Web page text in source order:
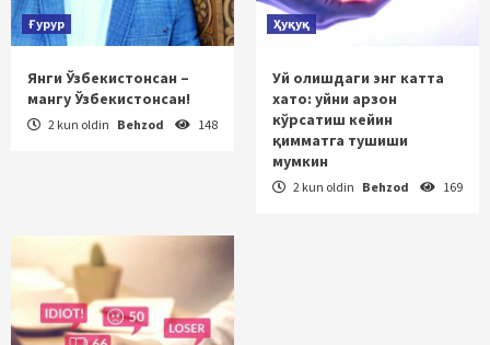
Ғурур
Янги Ўзбекистонсан –
мангу Ўзбекистонсан!
2 kun oldin Behzod 148
Ҳуқуқ
Уй олишдаги энг катта
хато: уйни арзон
кўрсатиш кейин
қимматга тушиши
мумкин
2 kun oldin Behzod 169